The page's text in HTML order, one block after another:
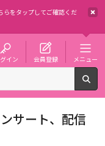
らをタップしてご確認くだ
イン 会員登録 メニュー
サート、配信